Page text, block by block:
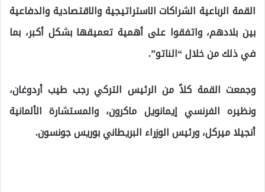
القمة الرباعية الشراكات الاستراتيجية والاقتصادية والدفاعية
بين بلادهم، واتفقوا على أهمية تعميقها بشكل أكبر، بما
في ذلك من خلال “الناتو”.
وجمعت القمة كلاً من الرئيس التركي رجب طيب أردوغان،
ونظيره الفرنسي إيمانويل ماكرون، والمستشارة الألمانية
أنجيلا ميركل، ورئيس الوزراء البريطاني بوريس جونسون.